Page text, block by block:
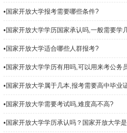
•国家开放大学报考需要哪些条件?
•国家开放大学学历国家承认吗,一般需要学
•国家开放大学适合哪些人群报考?
•国家开放大学学历有用吗,可以用来考公务
•国家开放大学属于几本,报考需要高中毕业
•国家开放大学需要考试吗,难度高不高?
•国家开放大学学历承认吗？国家开放大学